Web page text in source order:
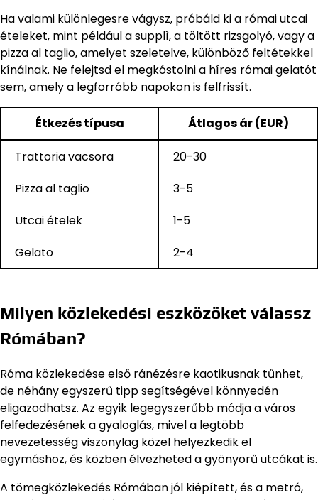
Ha valami különlegesre vágysz, próbáld ki a római utcai
ételeket, mint például a supplì, a töltött rizsgolyó, vagy a
pizza al taglio, amelyet szeletelve, különböző feltétekkel
kínálnak. Ne felejtsd el megkóstolni a híres római gelatót
sem, amely a legforróbb napokon is felfrissít.
Étkezés típusa Átlagos ár (EUR)
Trattoria vacsora
20-30
Pizza al taglio
3-5
Utcai ételek
1-5
Gelato
2-4
Milyen közlekedési eszközöket válassz
Rómában?
Róma közlekedése első ránézésre kaotikusnak tűnhet,
de néhány egyszerű tipp segítségével könnyedén
eligazodhatsz. Az egyik legegyszerűbb módja a város
felfedezésének a gyaloglás, mivel a legtöbb
nevezetesség viszonylag közel helyezkedik el
egymáshoz, és közben élvezheted a gyönyörű utcákat is.
A tömegközlekedés Rómában jól kiépített, és a metró,